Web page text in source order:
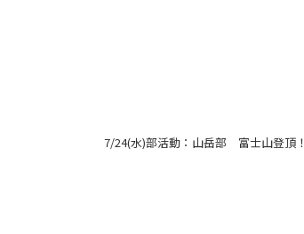
7/24(水)部活動：山岳部 富士山登頂！